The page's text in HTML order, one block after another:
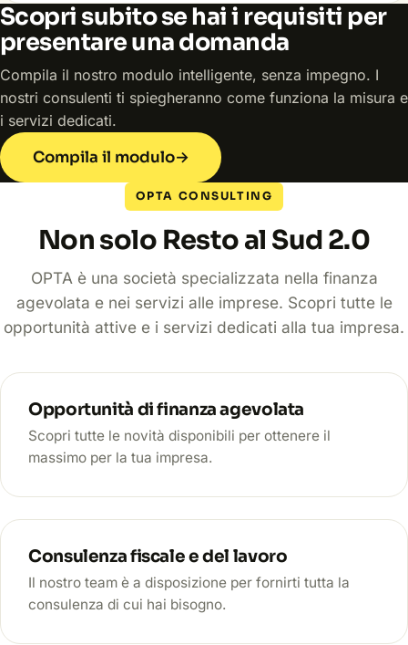
Scopri subito se hai i requisiti per
presentare una domanda
Compila il nostro modulo intelligente, senza impegno. I
nostri consulenti ti spiegheranno come funziona la misura e
i servizi dedicati.
Compila il modulo→
OPTA CONSULTING
Non solo Resto al Sud 2.0
OPTA è una società specializzata nella finanza
agevolata e nei servizi alle imprese. Scopri tutte le
opportunità attive e i servizi dedicati alla tua impresa.
Opportunità di finanza agevolata
Scopri tutte le novità disponibili per ottenere il
massimo per la tua impresa.
Consulenza fiscale e del lavoro
Il nostro team è a disposizione per fornirti tutta la
consulenza di cui hai bisogno.